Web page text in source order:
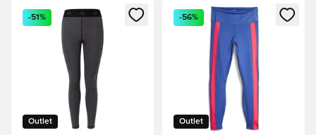
Öppnar en Modal för att logga in eller registrera dig som
Outlet
-51%
Öppnar en Modal för att
Outlet
-56%